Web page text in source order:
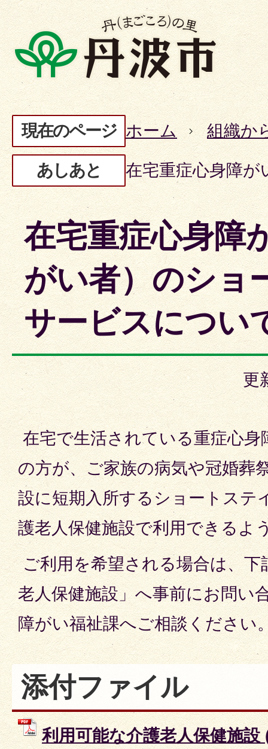
現在のページ ホーム 組織か
あしあと 在宅重症心身障
在宅重症心身障
がい者）のショ
サービスについ
更
在宅で生活されている重症心
の方が、ご家族の病気や冠婚葬
設に短期入所するショートステ
護老人保健施設で利用できるよ
ご利用を希望される場合は、下
老人保健施設」へ事前にお問い
障がい福祉課へご相談ください
添付ファイル
利用可能な介護老人保健施